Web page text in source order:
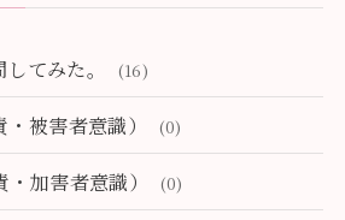
てみた。 (16)
・被害者意識） (0)
・加害者意識） (0)